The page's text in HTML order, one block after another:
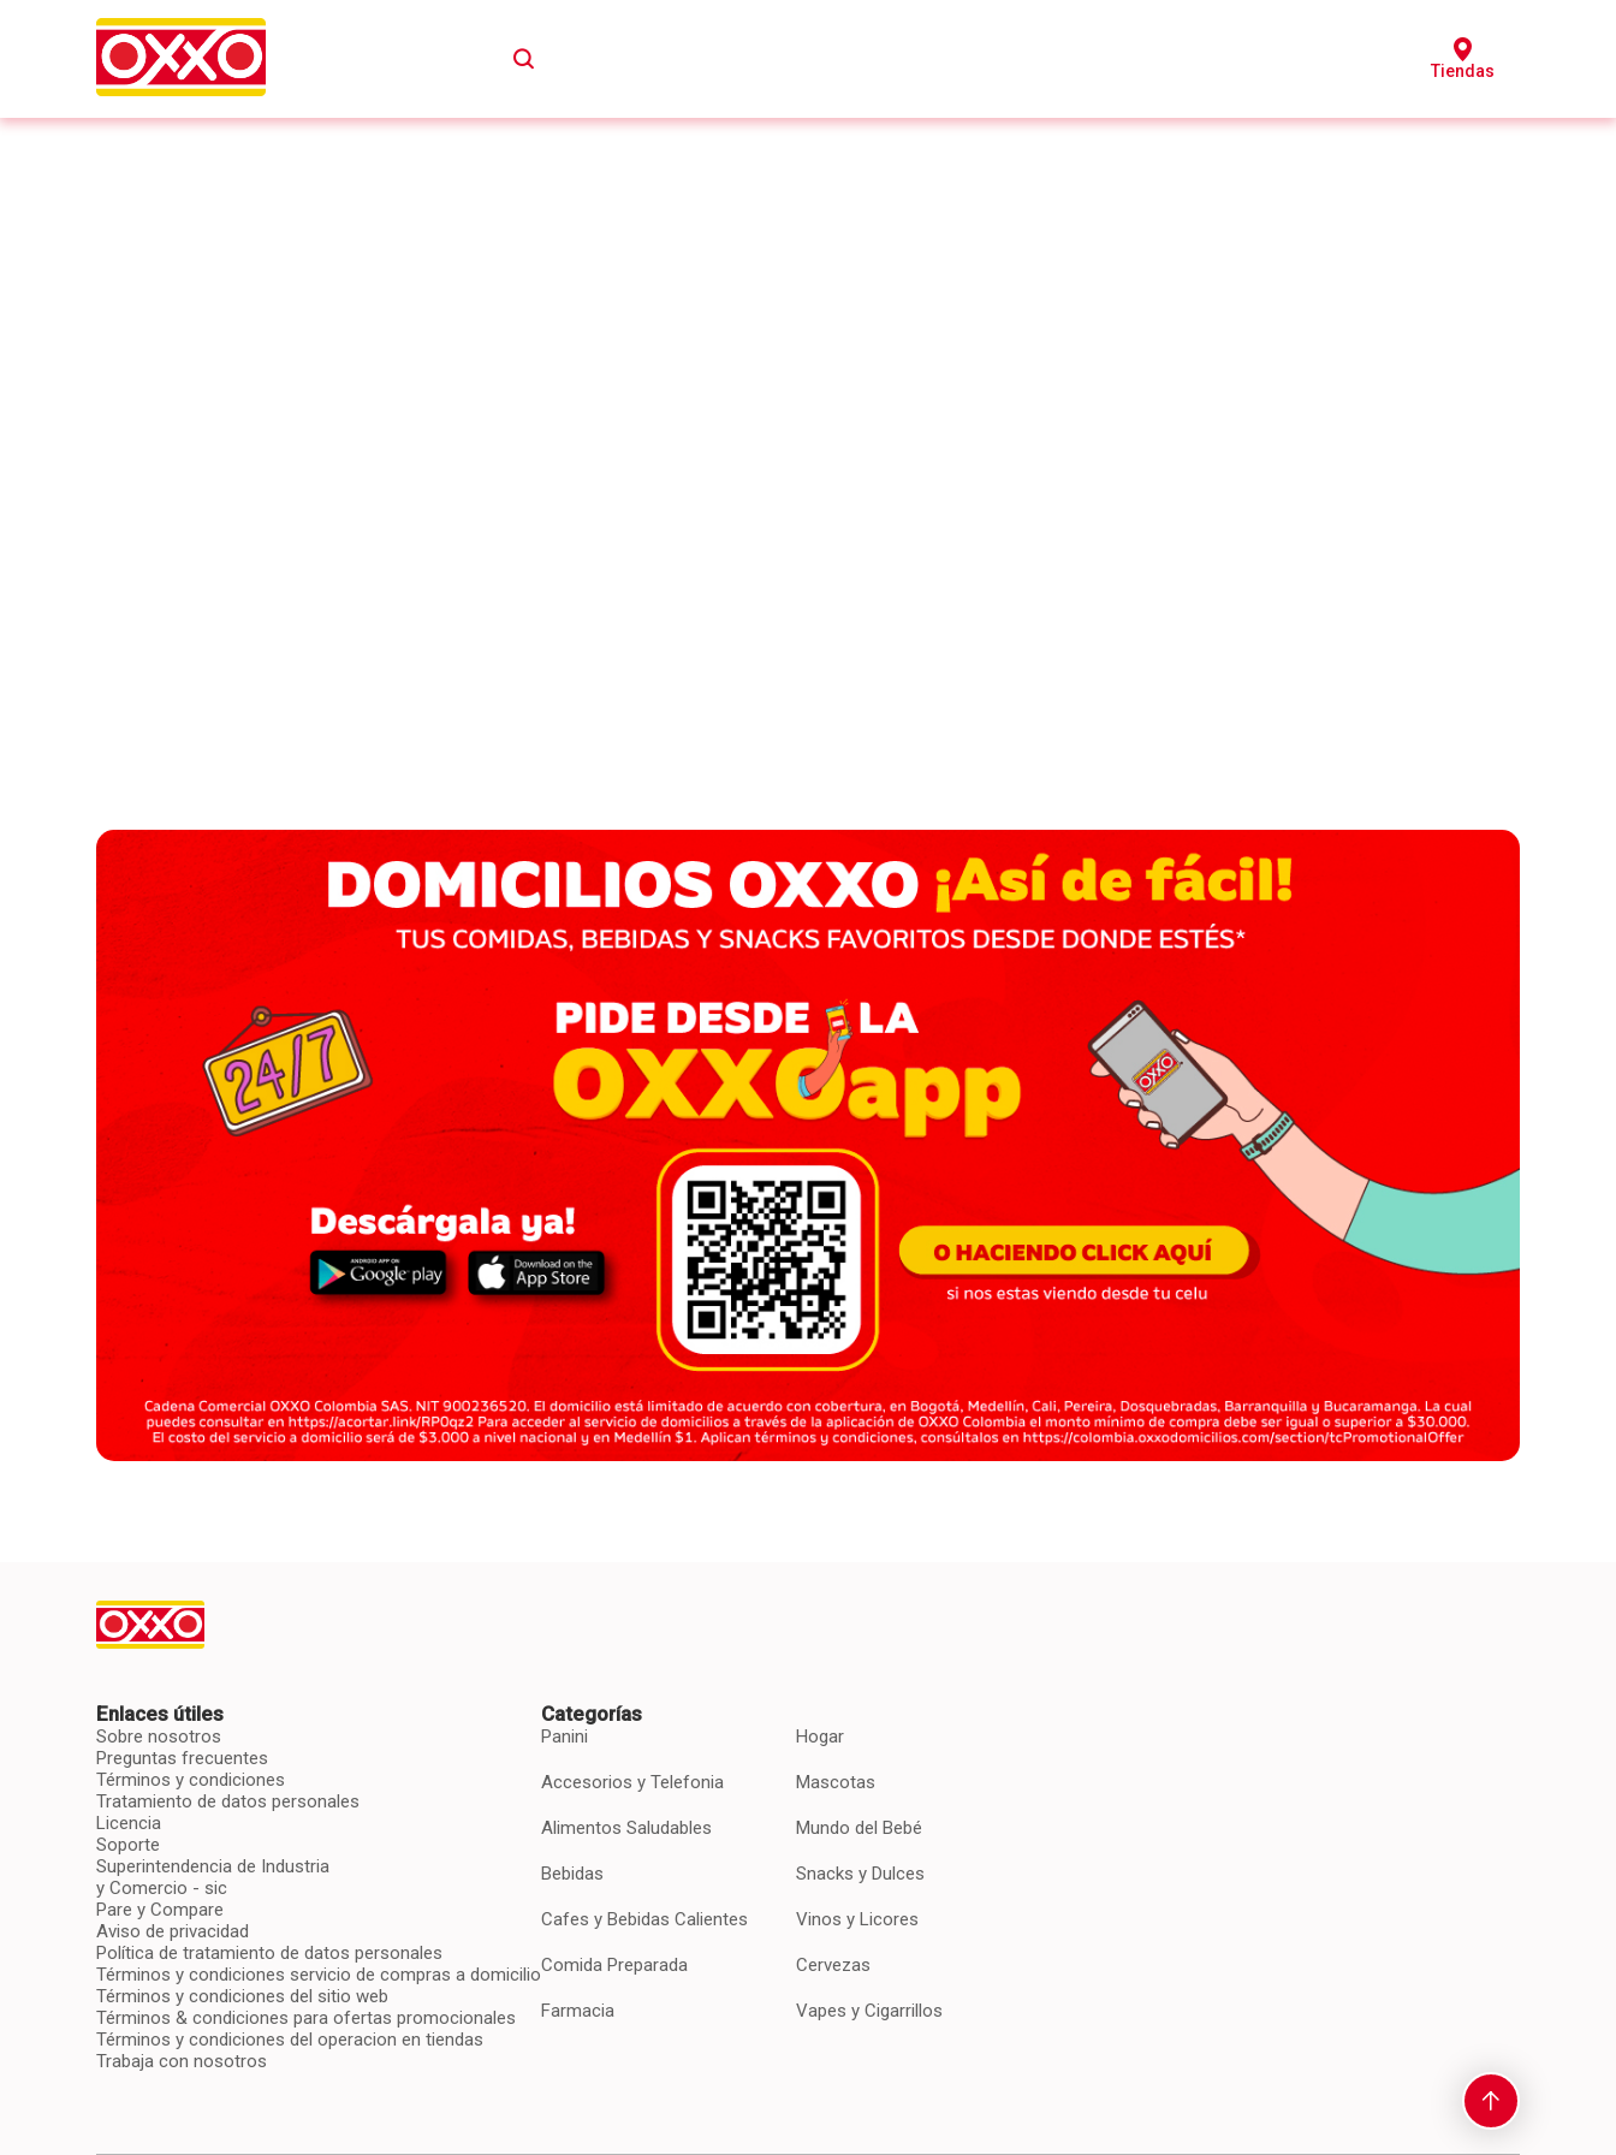
Tiendas
Enlaces útiles
Sobre nosotros
Preguntas frecuentes
Términos y condiciones
Tratamiento de datos personales
Licencia
Soporte
Superintendencia de Industria
y Comercio - sic
Pare y Compare
Aviso de privacidad
Política de tratamiento de datos personales
Términos y condiciones servicio de compras a domicilio
Términos y condiciones del sitio web
Términos & condiciones para ofertas promocionales
Términos y condiciones del operacion en tiendas
Trabaja con nosotros
Categorías
Panini
Accesorios y Telefonia
Alimentos Saludables
Bebidas
Cafes y Bebidas Calientes
Comida Preparada
Farmacia
Hogar
Mascotas
Mundo del Bebé
Snacks y Dulces
Vinos y Licores
Cervezas
Vapes y Cigarrillos